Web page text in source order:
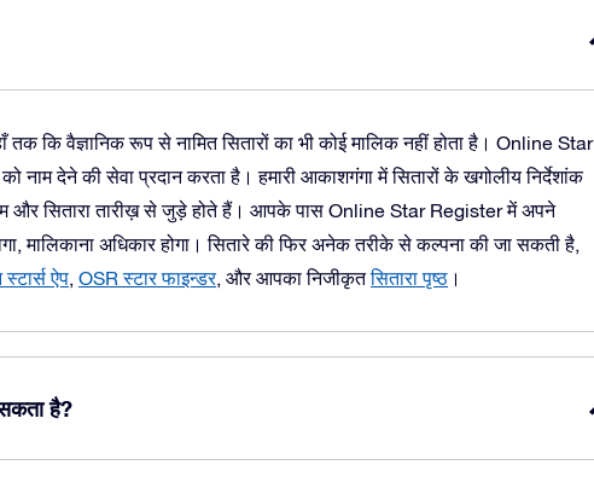
तक कि वैज्ञानिक रूप से नामित सितारों का भी कोई मालिक नहीं होता है। Online Star
देने की सेवा प्रदान करता है। हमारी आकाशगंगा में सितारों के खगोलीय निर्देशांक
और सितारा तारीख़ से जुड़े होते हैं। आपके पास Online Star Register में अपने
मालिकाना अधिकार होगा। सितारे की फिर अनेक तरीके से कल्पना की जा सकती है,
ऐप, OSR स्टार फाइन्डर, और आपका निजीकृतसितारा पृष्ठ ।
सकता है?